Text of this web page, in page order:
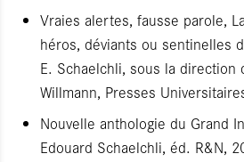
Vraies alertes, fausse parole,
héros, déviants ou sentinelles
E. Schaelchli, sous la direction
Willmann, Presses
Nouvelle anthologie du Grand
Edouard Schaelchli, éd. R&N,